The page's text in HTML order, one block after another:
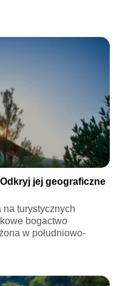
jej geograficzne
turystycznych
bogactwo
w południowo-